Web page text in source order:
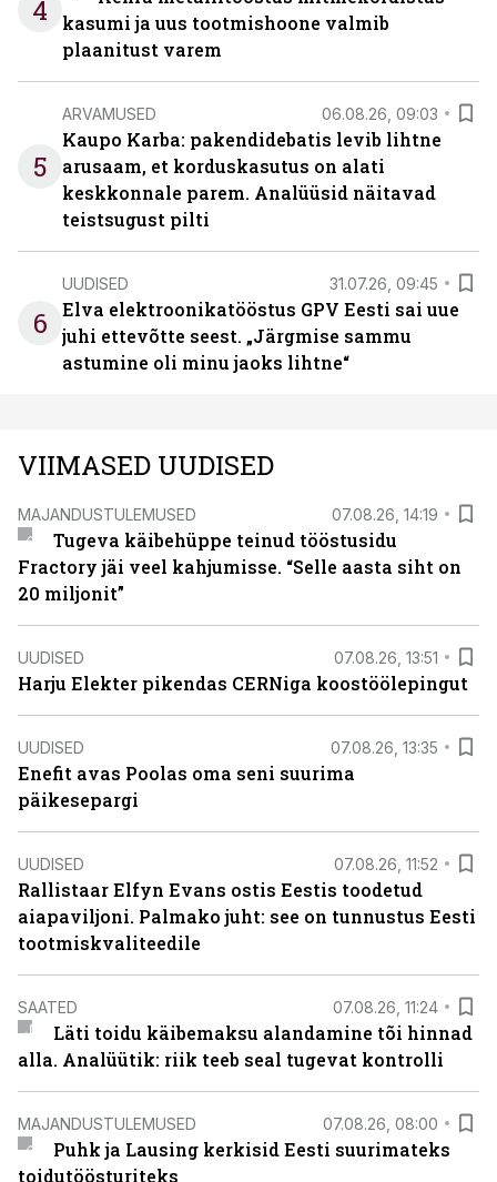
4
kasumi ja uus tootmishoone valmib
plaanitust varem
5
ARVAMUSED 06.08.26, 09:03
Kaupo Karba: pakendidebatis levib lihtne
arusaam, et korduskasutus on alati
keskkonnale parem. Analüüsid näitavad
teistsugust pilti
6
UUDISED 31.07.26, 09:45
Elva elektroonikatööstus GPV Eesti sai uue
juhi ettevõtte seest. „Järgmise sammu
astumine oli minu jaoks lihtne“
VIIMASED UUDISED
MAJANDUSTULEMUSED 07.08.26, 14:19
Tugeva käibehüppe teinud tööstusidu
Fractory jäi veel kahjumisse. “Selle aasta siht on
20 miljonit”
UUDISED 07.08.26, 13:51
Harju Elekter pikendas CERNiga koostöölepingut
UUDISED 07.08.26, 13:35
Enefit avas Poolas oma seni suurima
päikesepargi
UUDISED 07.08.26, 11:52
Rallistaar Elfyn Evans ostis Eestis toodetud
aiapaviljoni. Palmako juht: see on tunnustus Eesti
tootmiskvaliteedile
SAATED 07.08.26, 11:24
Läti toidu käibemaksu alandamine tõi hinnad
alla. Analüütik: riik teeb seal tugevat kontrolli
MAJANDUSTULEMUSED 07.08.26, 08:00
Puhk ja Lausing kerkisid Eesti suurimateks
toidutöösturiteks